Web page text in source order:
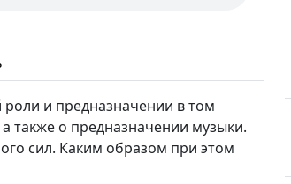
и предназначении в том
также о предназначении музыки.
сил. Каким образом при этом